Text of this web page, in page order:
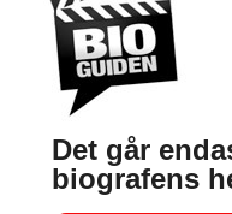
Det går
biografens